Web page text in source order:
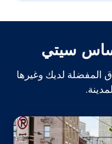
سيتي
المفضلة لديك وغيرها